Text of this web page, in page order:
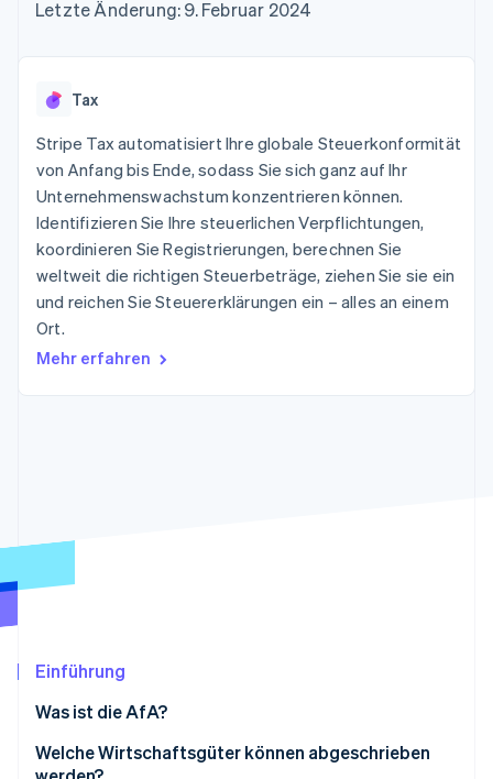
Zugriff auf mehr als
Authorization
Optimierung der
Autorisierungsraten
Link
Beschleunigter
Bezahlvorgang
Financial
Connections
Finanzdaten
Data Pipeline
Climate
Online-Identitätsprüfung
Geldmanagement
SaaS
Nach Branche
KI-Unternehmen
Gaming
Bewirtung, Reisen und
Freizeit
Versicherungen
Medien und
Organisationen
Marktplatz auf
Abonnementverwaltung
Abrechnung um
Stablecoin-gestützte
Karten ausgeben: So
geht´s
Bereitstellung und
Verwaltung von
Diensten mit Agenten
Kontakt
kontaktieren
Partner werden
Letzte Änderung: 9. Februar 2024
Tax
Stripe Tax automatisiert Ihre globale Steuerkonformität
von Anfang bis Ende, sodass Sie sich ganz auf Ihr
Unternehmenswachstum konzentrieren können.
Identifizieren Sie Ihre steuerlichen Verpflichtungen,
koordinieren Sie Registrierungen, berechnen Sie
weltweit die richtigen Steuerbeträge, ziehen Sie sie ein
und reichen Sie Steuererklärungen ein – alles an einem
Ort.
Mehr erfahren
Einführung
Was ist die AfA?
Welche Wirtschaftsgüter können abgeschrieben